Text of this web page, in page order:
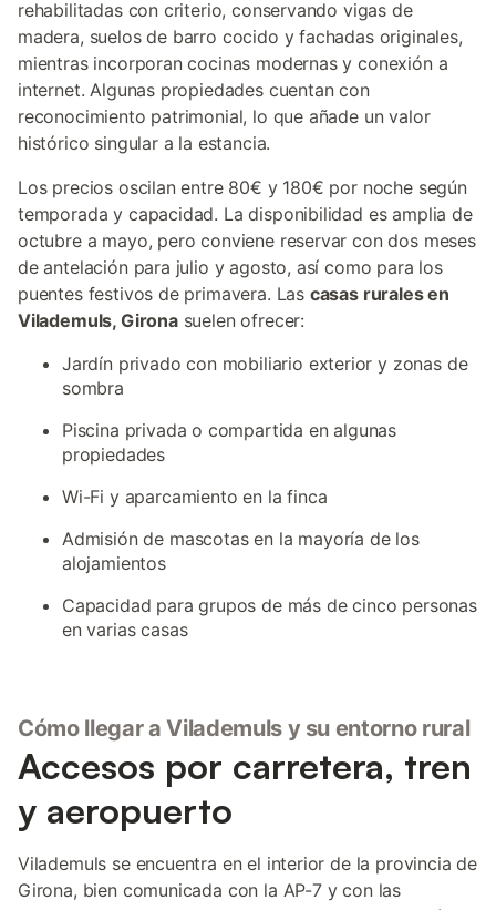
rehabilitadas con criterio, conservando vigas de
madera, suelos de barro cocido y fachadas originales,
mientras incorporan cocinas modernas y conexión a
internet. Algunas propiedades cuentan con
reconocimiento patrimonial, lo que añade un valor
histórico singular a la estancia.
Los precios oscilan entre 80€ y 180€ por noche según
temporada y capacidad. La disponibilidad es amplia de
octubre a mayo, pero conviene reservar con dos meses
de antelación para julio y agosto, así como para los
puentes festivos de primavera. Las casas rurales en
Vilademuls, Gironasuelen ofrecer:
Jardín privado con mobiliario exterior y zonas de
sombra
Piscina privada o compartida en algunas
propiedades
Wi-Fi y aparcamiento en la finca
Admisión de mascotas en la mayoría de los
alojamientos
Capacidad para grupos de más de cinco personas
en varias casas
Cómo llegar a Vilademuls y su entorno rural
Accesos por carretera, tren
y aeropuerto
Vilademuls se encuentra en el interior de la provincia de
Girona, bien comunicada con la AP-7 y con las